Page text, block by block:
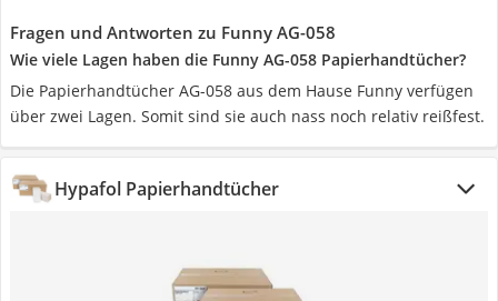
Fragen und Antworten zu Funny AG-058
Wie viele Lagen haben die Funny AG-058 Papierhandtücher?
Die Papierhandtücher AG-058 aus dem Hause Funny verfügen
über zwei Lagen. Somit sind sie auch nass noch relativ reißfest.
Hypafol Papierhandtücher